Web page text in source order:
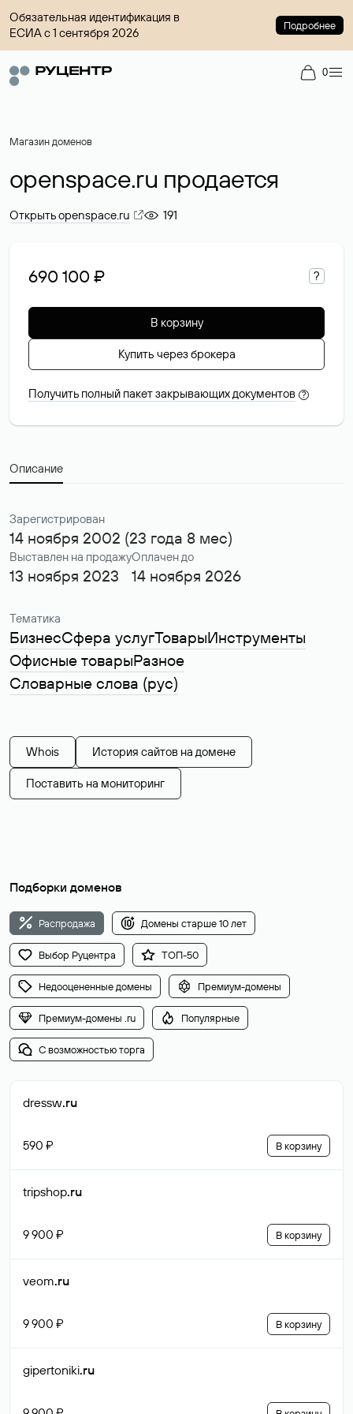
Обязательная идентификация в
ЕСИА с 1 сентября 2026
Подробнее
0
Магазин доменов
openspace.ru продается
Открыть openspace.ru 191
690 100 ₽ ?
В корзину
Купить через брокера
Получить полный пакет закрывающих документов ?
Описание
Зарегистрирован
14 ноября 2002 (23 года 8 мес)
Выставлен на продажу
13 ноября 2023
Оплачен до
14 ноября 2026
Тематика
БизнесСфера услугТоварыИнструменты
Офисные товарыРазное
Словарные слова (рус)
Whois История сайтов на домене
Поставить на мониторинг
Подборки доменов
Распродажа Домены старше 10 лет
Выбор Руцентра ТОП-50
Недооцененные домены Премиум-домены
Премиум-домены .ru Популярные
С возможностью торга
dressw.ru
590 ₽ В корзину
tripshop.ru
9 900 ₽ В корзину
veom.ru
9 900 ₽ В корзину
gipertoniki.ru